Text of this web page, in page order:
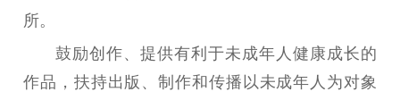
所。
鼓励创作、提供有利于未成年人健康成长的
作品，扶持出版、制作和传播以未成年人为对象